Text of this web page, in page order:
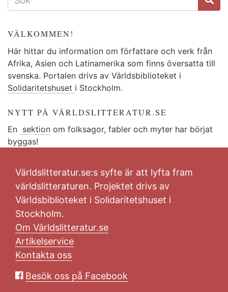
VÄLKOMMEN!
Här hittar du information om författare och verk från
Afrika, Asien och Latinamerika som finns översatta till
svenska. Portalen drivs av Världsbiblioteket i
Solidaritetshuset i Stockholm.
NYTT PÅ VÄRLDSLITTERATUR.SE
En sektion om folksagor, fabler och myter har börjat
byggas!
Världslitteratur.se:s syfte är att lyfta fram
världslitteraturen. Projektet drivs av
Världsbiblioteket i Solidaritetshuset i
Stockholm.
Om Världslitteratur.se
Artikelservice
Kontakta oss
Besök oss på Facebook